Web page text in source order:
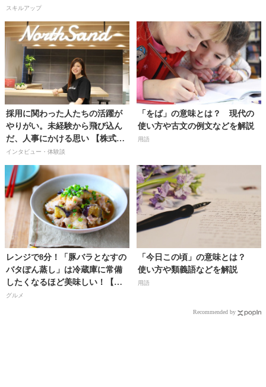
スキルアップ
採用に関わった人たちの活躍が
やりがい。未経験から飛び込ん
だ、人事にかける思い 【株式会
社ノースサンド人事/大塚葵さ
ん】
インタビュー・体験談
「をば」の意味とは？ 現代の
使い方や古文の例文などを解説
用語
レンジで8分！「豚バラとなすの
バタぽん蒸し」は冷蔵庫に常備
したくなるほど美味しい！【料
理研究家・フードコーディネー
グルメ
「今日この頃」の意味とは？
使い方や類義語などを解説
用語
Recommended by